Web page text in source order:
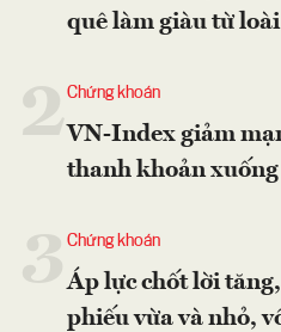
quê làm giàu từ
2Chứng khoán
VN-Index giảm
thanh khoản
Chứng khoán
Áp lực chốt lời
phiếu vừa và nhỏ,